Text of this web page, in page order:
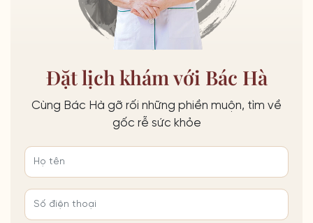
Đặt lịch khám với Bác Hà
Cùng Bác Hà gỡ rối những phiền muộn, tìm về
gốc rễ sức khỏe